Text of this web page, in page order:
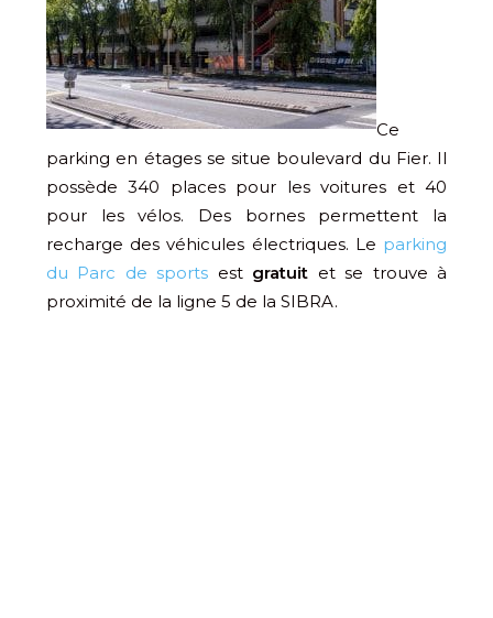
Ce
parking en étages se situe boulevard du Fier. Il
possède 340 places pour les voitures et 40
pour les vélos. Des bornes permettent la
recharge des véhicules électriques. Le parking
du Parc de sports est gratuit et se trouve à
proximité de la ligne 5 de la SIBRA.